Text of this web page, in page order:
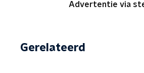
Advertentie via
Gerelateerd